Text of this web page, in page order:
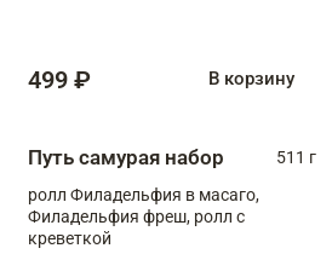
499 ₽ В корзину
Путь самурая набор
511 г
ролл Филадельфия в масаго,
Филадельфия фреш, ролл с
креветкой